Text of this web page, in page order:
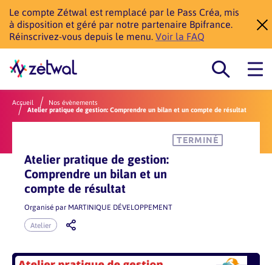
Le compte Zétwal est remplacé par le Pass Créa, mis
à disposition et géré par notre partenaire Bpifrance.
Réinscrivez-vous depuis le menu.Voir la FAQ
Accueil Nos évènements
Atelier pratique de gestion: Comprendre un bilan et un compte de résultat
Atelier pratique de gestion:
Comprendre un bilan et un
compte de résultat
Organisé par MARTINIQUE DÉVELOPPEMENT
TERMINÉ
Atelier